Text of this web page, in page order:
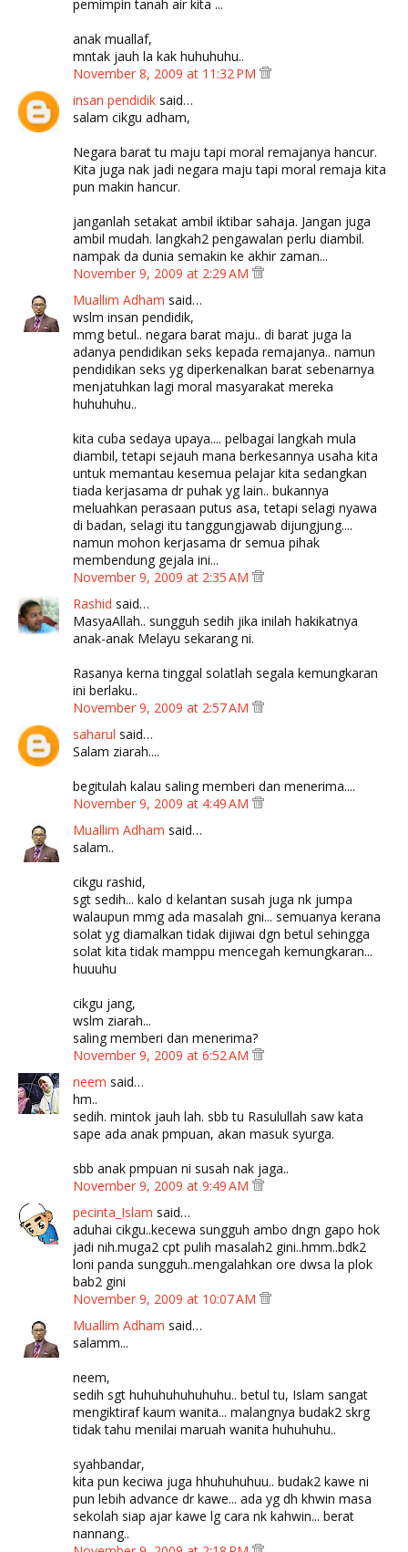
pemimpin tanah air kita ...
anak muallaf,
mntak jauh la kak huhuhuhu..
November 8, 2009 at 11:32 PM
insan pendidik said…
salam cikgu adham,
Negara barat tu maju tapi moral remajanya hancur.
Kita juga nak jadi negara maju tapi moral remaja kita
pun makin hancur.
janganlah setakat ambil iktibar sahaja. Jangan juga
ambil mudah. langkah2 pengawalan perlu diambil.
nampak da dunia semakin ke akhir zaman...
November 9, 2009 at 2:29 AM
Muallim Adham said…
wslm insan pendidik,
mmg betul.. negara barat maju.. di barat juga la
adanya pendidikan seks kepada remajanya.. namun
pendidikan seks yg diperkenalkan barat sebenarnya
menjatuhkan lagi moral masyarakat mereka
huhuhuhu..
kita cuba sedaya upaya.... pelbagai langkah mula
diambil, tetapi sejauh mana berkesannya usaha kita
untuk memantau kesemua pelajar kita sedangkan
tiada kerjasama dr puhak yg lain.. bukannya
meluahkan perasaan putus asa, tetapi selagi nyawa
di badan, selagi itu tanggungjawab dijungjung....
namun mohon kerjasama dr semua pihak
membendung gejala ini...
November 9, 2009 at 2:35 AM
Rashid said…
MasyaAllah.. sungguh sedih jika inilah hakikatnya
anak-anak Melayu sekarang ni.
Rasanya kerna tinggal solatlah segala kemungkaran
ini berlaku..
November 9, 2009 at 2:57 AM
saharul said…
Salam ziarah....
begitulah kalau saling memberi dan menerima....
November 9, 2009 at 4:49 AM
Muallim Adham said…
salam..
cikgu rashid,
sgt sedih... kalo d kelantan susah juga nk jumpa
walaupun mmg ada masalah gni... semuanya kerana
solat yg diamalkan tidak dijiwai dgn betul sehingga
solat kita tidak mamppu mencegah kemungkaran...
huuuhu
cikgu jang,
wslm ziarah...
saling memberi dan menerima?
November 9, 2009 at 6:52 AM
neem said…
hm..
sedih. mintok jauh lah. sbb tu Rasulullah saw kata
sape ada anak pmpuan, akan masuk syurga.
sbb anak pmpuan ni susah nak jaga..
November 9, 2009 at 9:49 AM
pecinta_Islam said…
aduhai cikgu..kecewa sungguh ambo dngn gapo hok
jadi nih.muga2 cpt pulih masalah2 gini..hmm..bdk2
loni panda sungguh..mengalahkan ore dwsa la plok
bab2 gini
November 9, 2009 at 10:07 AM
Muallim Adham said…
salamm...
neem,
sedih sgt huhuhuhuhuhuhu.. betul tu, Islam sangat
mengiktiraf kaum wanita... malangnya budak2 skrg
tidak tahu menilai maruah wanita huhuhuhu..
syahbandar,
kita pun keciwa juga hhuhuhuhuu.. budak2 kawe ni
pun lebih advance dr kawe... ada yg dh khwin masa
sekolah siap ajar kawe lg cara nk kahwin... berat
nannang..